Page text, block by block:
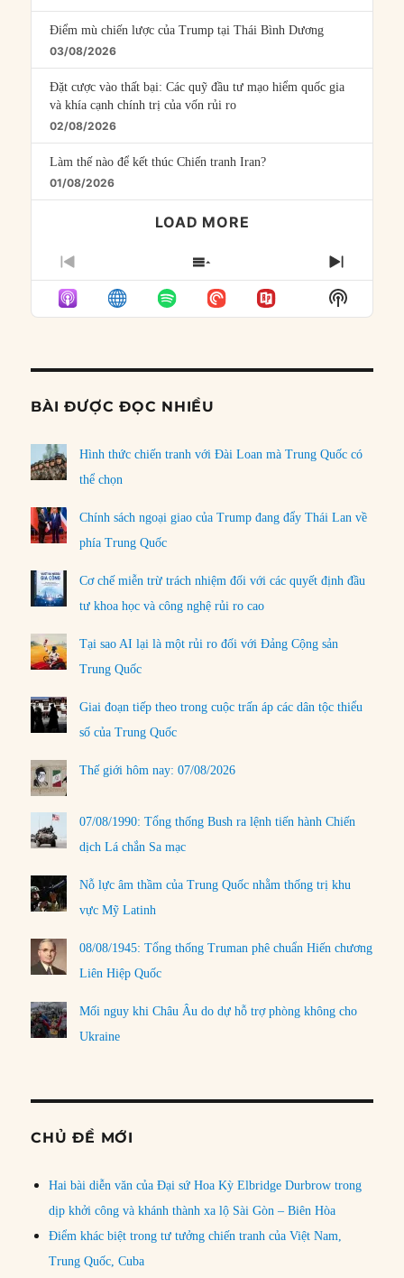
Điểm mù chiến lược của Trump tại Thái Bình Dương
03/08/2026
Đặt cược vào thất bại: Các quỹ đầu tư mạo hiểm quốc gia
và khía cạnh chính trị của vốn rủi ro
02/08/2026
Làm thế nào để kết thúc Chiến tranh Iran?
01/08/2026
LOAD MORE
PREVIOUS
EPISODE
SHOW
EPISODES
LIST
NEXT
Show
Podcast
BÀI ĐƯỢC ĐỌC NHIỀU
Hình thức chiến tranh với Đài Loan mà Trung Quốc có
thể chọn
Chính sách ngoại giao của Trump đang đẩy Thái Lan về
phía Trung Quốc
Cơ chế miễn trừ trách nhiệm đối với các quyết định đầu
tư khoa học và công nghệ rủi ro cao
Tại sao AI lại là một rủi ro đối với Đảng Cộng sản
Trung Quốc
Giai đoạn tiếp theo trong cuộc trấn áp các dân tộc thiểu
số của Trung Quốc
Thế giới hôm nay: 07/08/2026
07/08/1990: Tổng thống Bush ra lệnh tiến hành Chiến
dịch Lá chắn Sa mạc
Nỗ lực âm thầm của Trung Quốc nhằm thống trị khu
vực Mỹ Latinh
08/08/1945: Tổng thống Truman phê chuẩn Hiến chương
Liên Hiệp Quốc
Mối nguy khi Châu Âu do dự hỗ trợ phòng không cho
Ukraine
CHỦ ĐỀ MỚI
Hai bài diễn văn của Đại sứ Hoa Kỳ Elbridge Durbrow trong
dịp khởi công và khánh thành xa lộ Sài Gòn – Biên Hòa
Điểm khác biệt trong tư tưởng chiến tranh của Việt Nam,
Trung Quốc, Cuba